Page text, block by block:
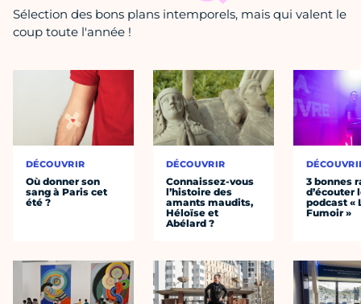
Sélection des bons plans intemporels, mais qui valent le
coup toute l'année !
DÉCOUVRIR
Où donner son
sang à Paris cet
été ?
DÉCOUVRIR
Connaissez-vous
l’histoire des
amants maudits,
Héloïse et
Abélard ?
3 bonnes
d’écouter
podcast «
Fumoir »